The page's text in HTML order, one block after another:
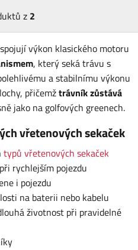
z 2
výkon klasického motoru
, který seká trávu s
a stabilnímu výkonu
přičemžtrávník zůstává
jako na golfových greenech.
vřetenových sekaček
typů vřetenových sekaček
rychlejším pojezdu
i pojezdu
na baterii nebo kabelu
životnost při pravidelné